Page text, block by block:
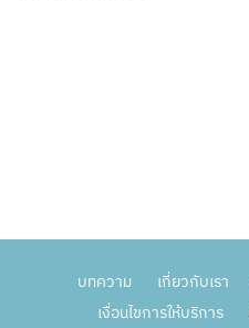
บทความ เกี่ยวกับเรา
เงื่อนไขการให้บริการ